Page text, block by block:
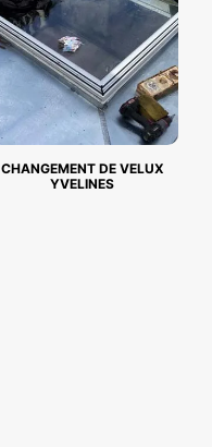
CHANGEMENT DE VELUX
YVELINES